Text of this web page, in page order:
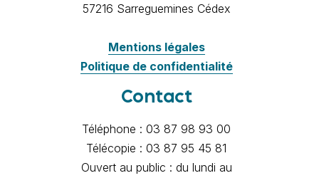
57216 Sarreguemines Cédex
Mentions légales
Politique de confidentialité
Contact
Téléphone : 03 87 98 93 00
Télécopie : 03 87 95 45 81
Ouvert au public : du lundi au